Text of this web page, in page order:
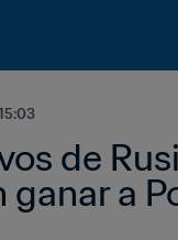
de
ganar a